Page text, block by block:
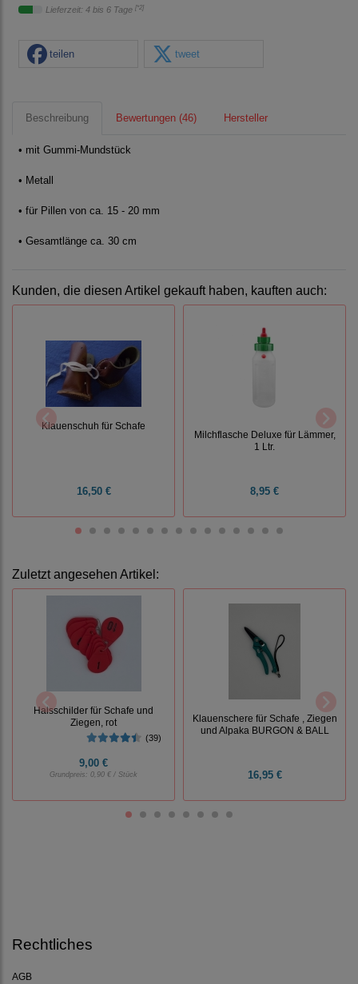
Lieferzeit: 4 bis 6 Tage [*2]
teilen tweet
Beschreibung Bewertungen (46) Hersteller
• mit Gummi-Mundstück
• Metall
• für Pillen von ca. 15 - 20 mm
• Gesamtlänge ca. 30 cm
Kunden, die diesen Artikel gekauft haben, kauften auch:
Klauenschuh für Schafe
16,50 €
Milchflasche Deluxe für Lämmer,
1 Ltr.
8,95 €
Zuletzt angesehen Artikel:
Halsschilder für Schafe und
Ziegen, rot
(39)
9,00 €
Grundpreis: 0,90 € / Stück
Klauenschere für Schafe , Ziegen
und Alpaka BURGON & BALL
16,95 €
Rechtliches
AGB